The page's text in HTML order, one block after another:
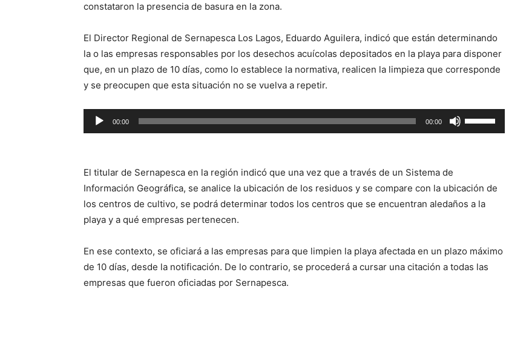
constataron la presencia de basura en la zona.
El Director Regional de Sernapesca Los Lagos, Eduardo Aguilera, indicó que están determinando
la o las empresas responsables por los desechos acuícolas depositados en la playa para disponer
que, en un plazo de 10 días, como lo establece la normativa, realicen la limpieza que corresponde
y se preocupen que esta situación no se vuelva a repetir.
Reproductor
de
00:00 00:00
las
arriba/abajo
para
disminuir
el
El titular de Sernapesca en la región indicó que una vez que a través de un Sistema de
Información Geográfica, se analice la ubicación de los residuos y se compare con la ubicación de
los centros de cultivo, se podrá determinar todos los centros que se encuentran aledaños a la
playa y a qué empresas pertenecen.
En ese contexto, se oficiará a las empresas para que limpien la playa afectada en un plazo máximo
de 10 días, desde la notificación. De lo contrario, se procederá a cursar una citación a todas las
empresas que fueron oficiadas por Sernapesca.